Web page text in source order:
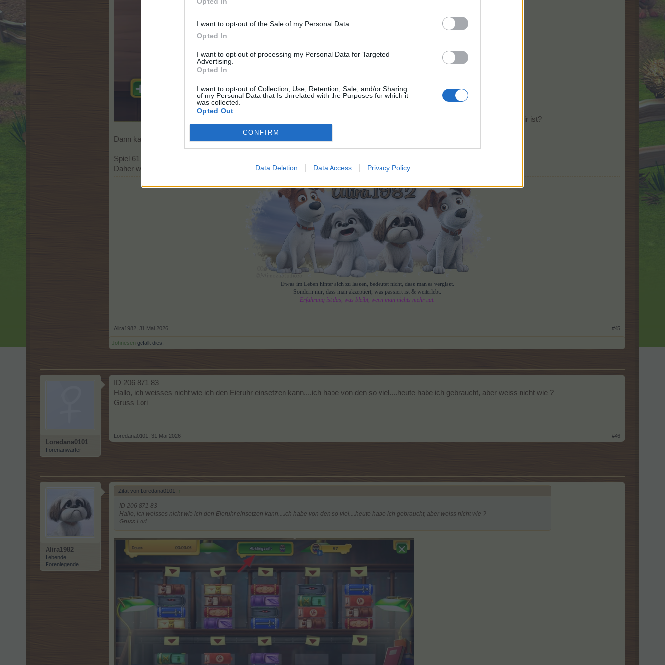
I want to opt-out of the Sale of my Personal Data.
Opted In
I want to opt-out of processing my Personal Data for Targeted
Advertising.
Opted In
I want to opt-out of Collection, Use, Retention, Sale, and/or Sharing
of my Personal Data that Is Unrelated with the Purposes for which it
was collected.
Opted Out
CONFIRM
Data Deletion Data Access Privacy Policy
? also meinst du den kleinen Kreis unter der Figur, der nicht gelb bei dir ist?
Dann kann man das Spiel starten
Spiel 61 kann man so oft spielen, wie man möchte. Vorausgesetzt man hat Bankierslampen.
Daher wird der Kreis wohl auch nicht gelb.
Etwas im Leben hinter sich zu lassen, bedeutet nicht, dass man es vergisst.
Sondern nur, dass man akzeptiert, was passiert ist & weiterlebt.
Erfahrung ist das, was bleibt, wenn man nichts mehr hat.
Alira1982 31 Mai 2026 #45
Johnesen gefällt dies.
Loredana0101
Forenanwärter
ID 206 871 83
Hallo, ich weisses nicht wie ich den Eieruhr einsetzen kann....ich habe von den so viel....heute habe ich gebraucht, aber weiss nicht wie ?
Gruss Lori
Loredana0101 31 Mai 2026 #46
Alira1982
Lebende
Forenlegende
Zitat von Loredana0101: ↑
ID 206 871 83
Hallo, ich weisses nicht wie ich den Eieruhr einsetzen kann....ich habe von den so viel....heute habe ich gebraucht, aber weiss nicht wie ?
Gruss Lori